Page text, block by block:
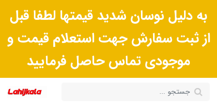
به دلیل نوسان شدید قیمتها لطفا قبل
از ثبت سفارش جهت استعلام قیمت و
موجودی تماس حاصل فرمایید